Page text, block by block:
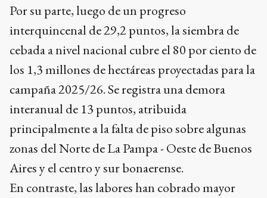
Por su parte, luego de un progreso
interquincenal de 29,2 puntos, la siembra de
cebada a nivel nacional cubre el 80 por ciento de
los 1,3 millones de hectáreas proyectadas para la
campaña 2025/26. Se registra una demora
interanual de 13 puntos, atribuida
principalmente a la falta de piso sobre algunas
zonas del Norte de La Pampa - Oeste de Buenos
Aires y el centro y sur bonaerense.
En contraste, las labores han cobrado mayor